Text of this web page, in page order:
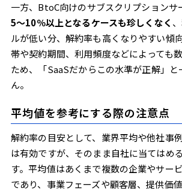
一方、BtoC向けのサブスクリプションサ
5〜10％以上となるケースも珍しくなく
ルが低い分、解約率も高くなりやすい傾
帯や契約期間、利用頻度などによっても
ため、「SaaSだからこの水準が正解」と
ん。
平均値を参考にする際の注意点
解約率の目安として、業界平均や他社事
は有効ですが、そのまま自社に当てはめ
す。平均値はあくまで複数の企業やサー
であり、事業フェーズや顧客層、提供価